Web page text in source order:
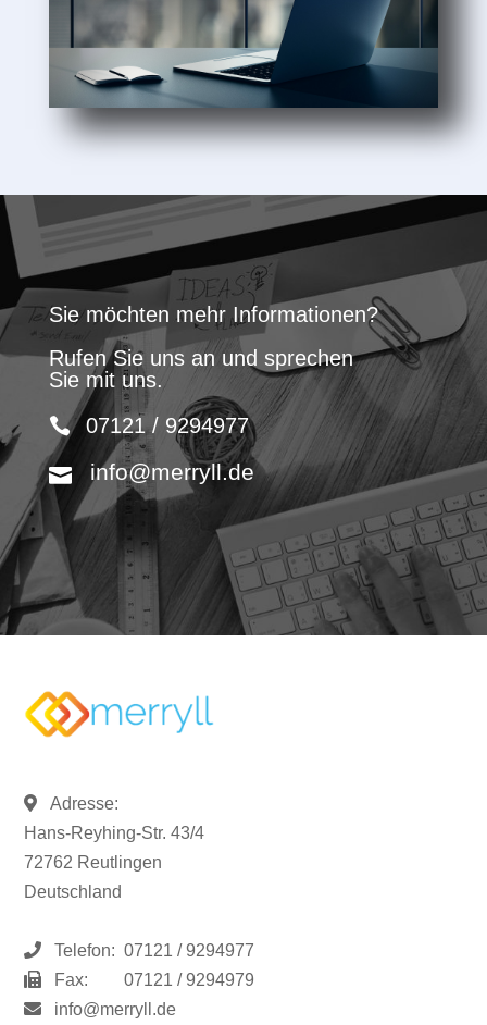
Sie möchten mehr Informationen?
Rufen Sie uns an und sprechen
Sie mit uns.
07121 / 9294977
info@merryll.de
Adresse:
Hans-Reyhing-Str. 43/4
72762 Reutlingen
Deutschland
Telefon: 07121 / 9294977
Fax:
07121 / 9294979
info@merryll.de